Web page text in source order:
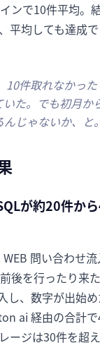
ンで10件平均。
平均しても達成
10件取れなかっ
た。でも初月か
じゃないか、と。
が約20件か
問い合わせ
後を行ったり来
し、数字が出始
ai 経由の合計
ージは30件を超